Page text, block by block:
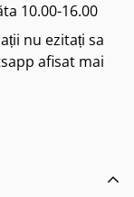
10.00-16.00
nu ezitați sa
afisat mai